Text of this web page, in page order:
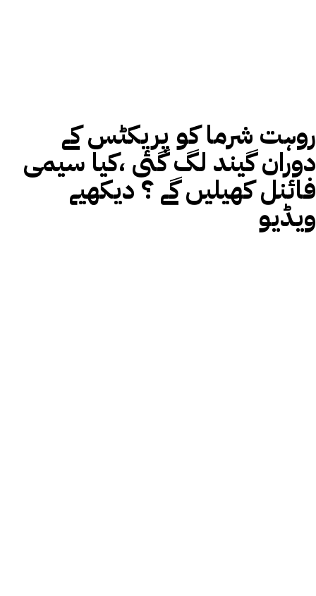
روہت شرما کو پریکٹس کے
دوران گیند لگ گئی ،کیا سیمی
فائنل کھیلیں گے ؟ دیکھیے
ویڈیو